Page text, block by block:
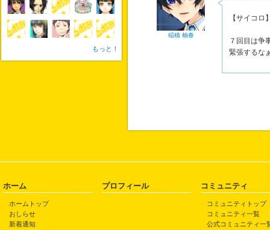
稲積 柚春
【サイコロ
７回目は争
緊張するな
もっと！
ホーム
ホームトップ
おしらせ
新着通知
プロフィール コミュニティ
コミュニティトップ
コミュニティ一覧
公式コミュニティ一